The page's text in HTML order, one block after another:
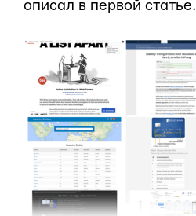
описал в первой статье.